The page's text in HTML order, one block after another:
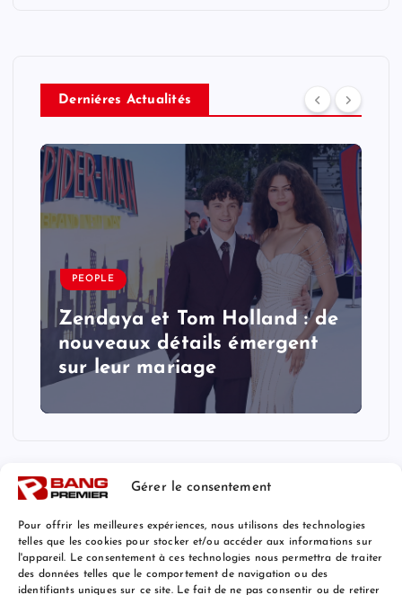
Gérer le consentement
Pour offrir les meilleures expériences, nous utilisons des technologies
telles que les cookies pour stocker et/ou accéder aux informations sur
l'appareil. Le consentement à ces technologies nous permettra de traiter
des données telles que le comportement de navigation ou des
identifiants uniques sur ce site. Le fait de ne pas consentir ou de retirer
Derniéres Actualités
PEOPLE
Zendaya et Tom Holland : de
nouveaux détails émergent
sur leur mariage
Mentions Légales